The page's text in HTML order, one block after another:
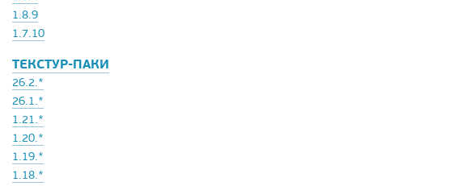
1.8.9
1.7.10
ТЕКСТУР-ПАКИ
26.2.*
26.1.*
1.21.*
1.20.*
1.19.*
1.18.*